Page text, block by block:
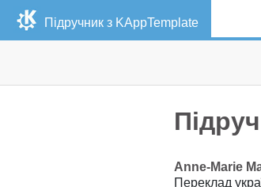
Підручник з KAppTemplate
Anne-Marie
Переклад